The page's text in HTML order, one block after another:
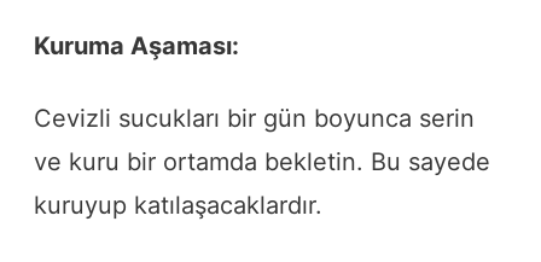
Kuruma Aşaması:
Cevizli sucukları bir gün boyunca serin
ve kuru bir ortamda bekletin. Bu sayede
kuruyup katılaşacaklardır.